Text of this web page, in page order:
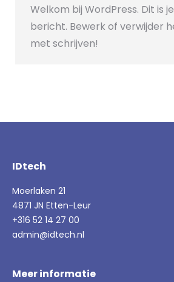
Welkom bij WordPress. Dit is
bericht. Bewerk of verwijder
met schrijven!
IDtech
Moerlaken 21
4871 JN Etten-Leur
+316 52 14 27 00
admin@idtech.nl
Meer informatie